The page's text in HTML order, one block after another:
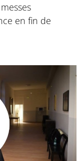
en fin de